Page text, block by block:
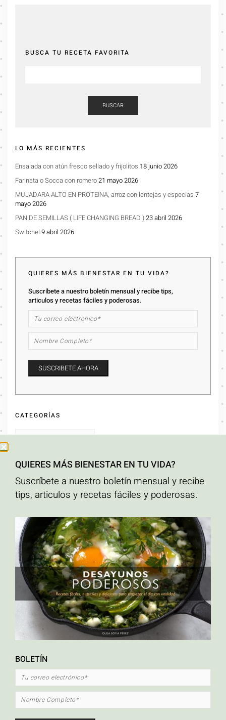
BUSCA TU RECETA FAVORITA
BUSCAR
LO MÁS RECIENTES
Ensalada con atún fresco sellado y frijolitos 18 junio 2026
Farinata o Socca con romero21 mayo 2026
MUJADARA ALTO EN PROTEINA, arroz con lentejas y especias 7
mayo 2026
PAN DE SEMILLAS ( LIFE CHANGING BREAD )23 abril 2026
Switchel 9 abril 2026
QUIERES MÁS BIENESTAR EN TU VIDA?
Suscríbete a nuestro boletín mensual y recibe tips,
articulos y recetas fáciles y poderosas.
CATEGORÍAS
ARCHIVOS
ETIQUETAS
ahuyama Alto en proteína calabaza asada carrot cake crema hidratante para el
cuerpo hecha en casa Cripetas con caramelo crispetas desayuno Desayunos
altos en proteína Ensaladas libre de gluten natural orgánico Palomitas de maiz
con caramelo palomitas de maíz pastel de zanahoria pescado pescado en
papillote platos vegetarianos quinua recetas mexicanas
saludables recetas saludables con pescado Sin Glúten sopa tacos
tacos de pescado torta de zanahoria verduras zapallo asado
FACEBOOK
INSTAGRAM
MAIL
QUIERES MÁS BIENESTAR EN TU VIDA?
Suscríbete a nuestro boletín mensual y recibe
tips, articulos y recetas fáciles y poderosas.
BOLETÍN